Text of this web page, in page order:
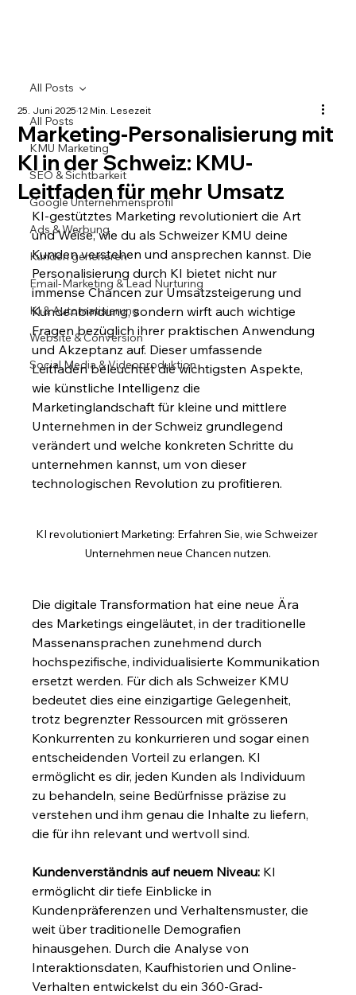
All Posts
KMU Marketing
SEO & Sichtbarkeit
Google Unternehmensprofil
Ads & Werbung
Kunden generieren
Email-Marketing & Lead Nurturing
KI & Automatisierung
Website & Conversion
Social Media & Videoproduktion
All Posts
Marketing-Personalisierung mit
KI in der Schweiz: KMU-
Leitfaden für mehr Umsatz
25. Juni 202512 Min. Lesezeit
KI-gestütztes Marketing revolutioniert die Art
und Weise, wie du als Schweizer KMU deine
Kunden verstehen und ansprechen kannst. Die
Personalisierung durch KI bietet nicht nur
immense Chancen zur Umsatzsteigerung und
Kundenbindung, sondern wirft auch wichtige
Fragen bezüglich ihrer praktischen Anwendung
und Akzeptanz auf. Dieser umfassende
Leitfaden beleuchtet die wichtigsten Aspekte,
wie künstliche Intelligenz die
Marketinglandschaft für kleine und mittlere
Unternehmen in der Schweiz grundlegend
verändert und welche konkreten Schritte du
unternehmen kannst, um von dieser
technologischen Revolution zu profitieren.
KI revolutioniert Marketing: Erfahren Sie, wie Schweizer
Unternehmen neue Chancen nutzen.
Die digitale Transformation hat eine neue Ära
des Marketings eingeläutet, in der traditionelle
Massenansprachen zunehmend durch
hochspezifische, individualisierte Kommunikation
ersetzt werden. Für dich als Schweizer KMU
bedeutet dies eine einzigartige Gelegenheit,
trotz begrenzter Ressourcen mit grösseren
Konkurrenten zu konkurrieren und sogar einen
entscheidenden Vorteil zu erlangen. KI
ermöglicht es dir, jeden Kunden als Individuum
zu behandeln, seine Bedürfnisse präzise zu
verstehen und ihm genau die Inhalte zu liefern,
die für ihn relevant und wertvoll sind.
Kundenverständnis auf neuem Niveau: KI
ermöglicht dir tiefe Einblicke in
Kundenpräferenzen und Verhaltensmuster, die
weit über traditionelle Demografien
hinausgehen. Durch die Analyse von
Interaktionsdaten, Kaufhistorien und Online-
Verhalten entwickelst du ein 360-Grad-